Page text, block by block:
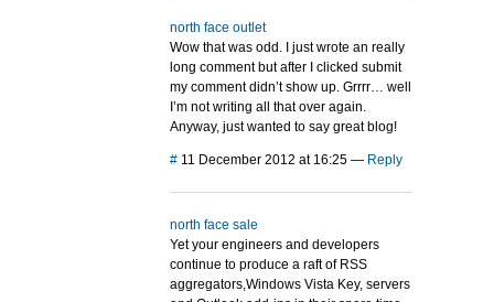
north face outlet
Wow that was odd. I just wrote an really
long comment but after I clicked submit
my comment didn’t show up. Grrrr… well
I’m not writing all that over again.
Anyway, just wanted to say great blog!
# 11 December 2012 at 16:25 — Reply
north face sale
Yet your engineers and developers
continue to produce a raft of RSS
aggregators,Windows Vista Key, servers